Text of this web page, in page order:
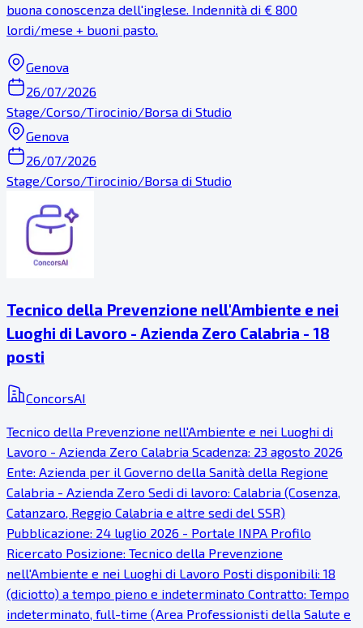
buona conoscenza dell'inglese. Indennità di € 800
lordi/mese + buoni pasto.
Genova
26/07/2026
Stage/Corso/Tirocinio/Borsa di Studio
Genova
26/07/2026
Stage/Corso/Tirocinio/Borsa di Studio
Tecnico della Prevenzione nell'Ambiente e nei
Luoghi di Lavoro - Azienda Zero Calabria - 18
posti
ConcorsAI
Tecnico della Prevenzione nell'Ambiente e nei Luoghi di
Lavoro - Azienda Zero Calabria Scadenza: 23 agosto 2026
Ente: Azienda per il Governo della Sanità della Regione
Calabria - Azienda Zero Sedi di lavoro: Calabria (Cosenza,
Catanzaro, Reggio Calabria e altre sedi del SSR)
Pubblicazione: 24 luglio 2026 - Portale INPA Profilo
Ricercato Posizione: Tecnico della Prevenzione
nell'Ambiente e nei Luoghi di Lavoro Posti disponibili: 18
(diciotto) a tempo pieno e indeterminato Contratto: Tempo
indeterminato, full-time (Area Professionisti della Salute e